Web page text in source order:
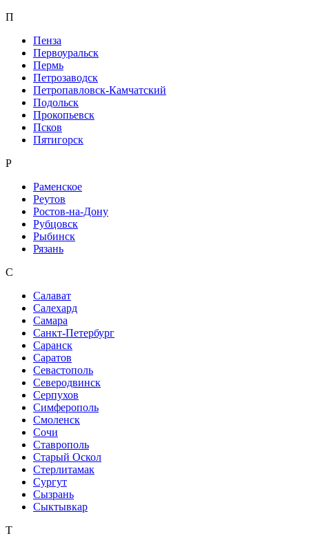
П
Пенза
Первоуральск
Пермь
Петрозаводск
Петропавловск-Камчатский
Подольск
Прокопьевск
Псков
Пятигорск
Р
Раменское
Реутов
Ростов-на-Дону
Рубцовск
Рыбинск
Рязань
С
Салават
Салехард
Самара
Санкт-Петербург
Саранск
Саратов
Севастополь
Северодвинск
Серпухов
Симферополь
Смоленск
Сочи
Ставрополь
Старый Оскол
Стерлитамак
Сургут
Сызрань
Сыктывкар
Т